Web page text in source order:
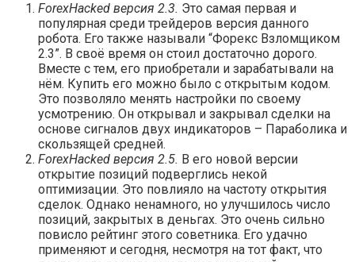
ForexHacked версия 2.3. Это самая первая и
популярная среди трейдеров версия данного
робота. Его также называли “Форекс Взломщиком
2.3”. В своё время он стоил достаточно дорого.
Вместе с тем, его приобретали и зарабатывали на
нём. Купить его можно было с открытым кодом.
Это позволяло менять настройки по своему
усмотрению. Он открывал и закрывал сделки на
основе сигналов двух индикаторов – Параболика и
скользящей средней.
ForexHacked версия 2.5. В его новой версии
открытие позиций подверглись некой
оптимизации. Это повлияло на частоту открытия
сделок. Однако ненамного, но улучшилось число
позиций, закрытых в деньгах. Это очень сильно
повисло рейтинг этого советника. Его удачно
применяют и сегодня, несмотря на тот факт, что